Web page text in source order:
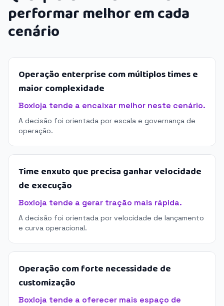
performar melhor em cada
cenário
Operação enterprise com múltiplos times e
maior complexidade
Boxloja tende a encaixar melhor neste cenário.
A decisão foi orientada por escala e governança de
operação.
Time enxuto que precisa ganhar velocidade
de execução
Boxloja tende a gerar tração mais rápida.
A decisão foi orientada por velocidade de lançamento
e curva operacional.
Operação com forte necessidade de
customização
Boxloja tende a oferecer mais espaço de